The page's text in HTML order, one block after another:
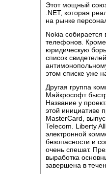
Этот мощный
.NET, которая
на рынке
Nokia
телефонов. Кроме
юридическую
список
этом списке уже
Другая группа
Майкрософт
Название у
этой инициативе
MasterCard,
Telecom. Liberty
электронной
безопасности и
очень спешат.
выработка
завершена в